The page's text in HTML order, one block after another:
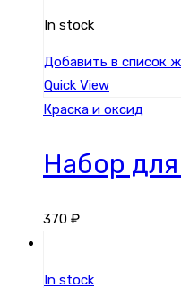
In stock
Добавить в список
Quick View
Краска и оксид
Набор
370 ₽
In stock